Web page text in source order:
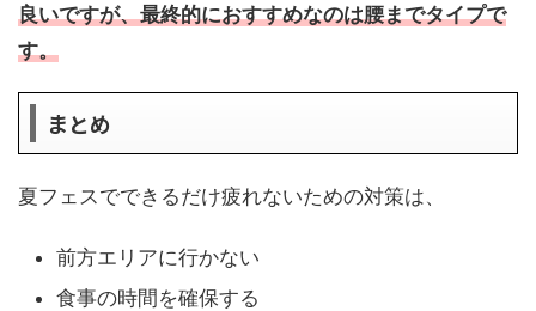
良いですが、最終的におすすめなのは腰までタイプで
す。
まとめ
夏フェスでできるだけ疲れないための対策は、
前方エリアに行かない
食事の時間を確保する